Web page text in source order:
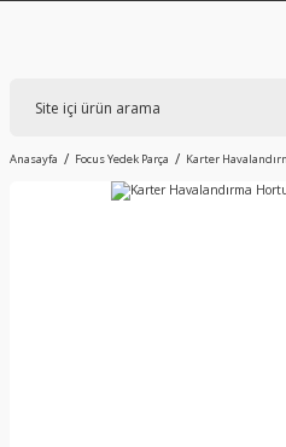
Anasayfa Focus Yedek Parça Karter